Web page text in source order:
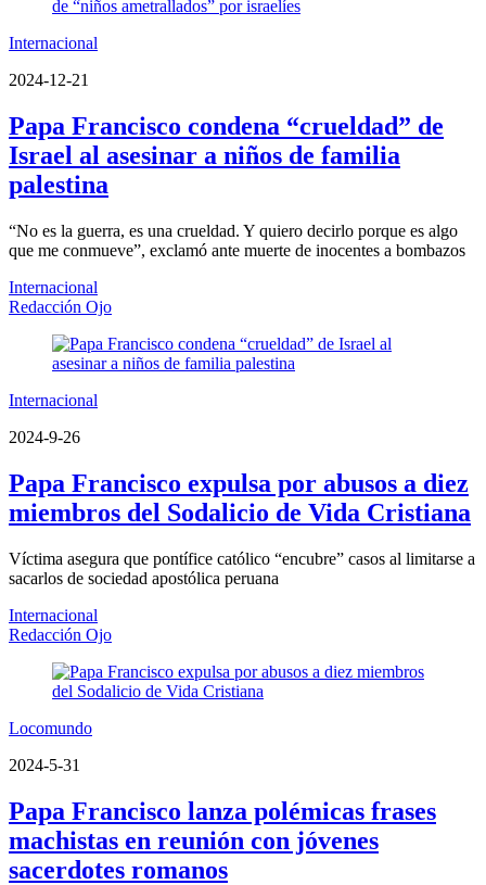
Internacional
2024-12-21
Papa Francisco condena “crueldad” de
Israel al asesinar a niños de familia
palestina
“No es la guerra, es una crueldad. Y quiero decirlo porque es algo
que me conmueve”, exclamó ante muerte de inocentes a bombazos
Internacional
Redacción Ojo
Internacional
2024-9-26
Papa Francisco expulsa por abusos a diez
miembros del Sodalicio de Vida Cristiana
Víctima asegura que pontífice católico “encubre” casos al limitarse a
sacarlos de sociedad apostólica peruana
Internacional
Redacción Ojo
Locomundo
2024-5-31
Papa Francisco lanza polémicas frases
machistas en reunión con jóvenes
sacerdotes romanos